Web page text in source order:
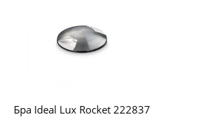
Бра Ideal Lux Rocket 222837